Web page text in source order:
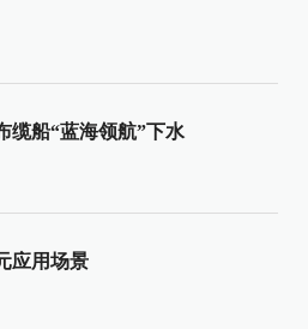
缆船“蓝海领航”下水
应用场景